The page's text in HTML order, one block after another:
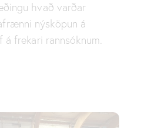
hvað varðar
nýsköpun á
frekari rannsóknum.